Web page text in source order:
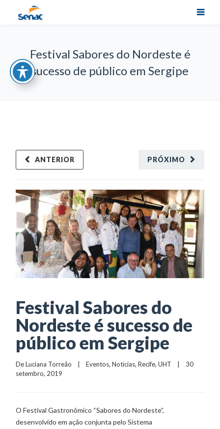
Festival Sabores do Nordeste é
sucesso de público em Sergipe
PRÓXIMO
ANTERIOR
Festival Sabores do
Nordeste é sucesso de
público em Sergipe
De Luciana Torreão
    |
Eventos, Notícias, Recife, UHT
    |    30
setembro, 2019
O Festival Gastronômico “Sabores do Nordeste”,
desenvolvido em ação conjunta pelo Sistema